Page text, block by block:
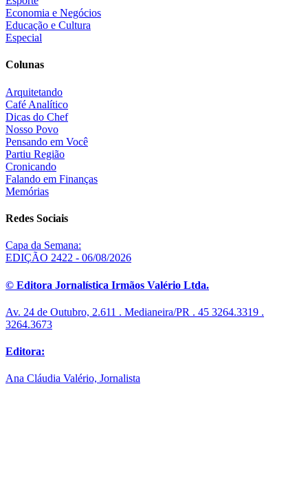
Economia e Negócios
Educação e Cultura
Especial
Colunas
Arquitetando
Café Analítico
Dicas do Chef
Nosso Povo
Pensando em Você
Partiu Região
Cronicando
Falando em Finanças
Memórias
Redes Sociais
Capa da Semana:
EDIÇÃO 2422 - 06/08/2026
© Editora Jornalística Irmãos Valério Ltda.
Av. 24 de Outubro, 2.611 . Medianeira/PR . 45 3264.3319 .
3264.3673
Editora:
Ana Cláudia Valério, Jornalista